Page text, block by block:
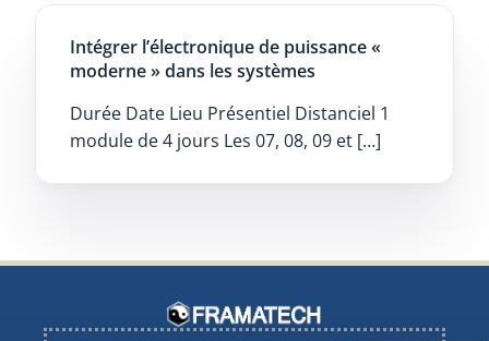
Intégrer l’électronique de puissance «
moderne » dans les systèmes
Durée Date Lieu Présentiel Distanciel 1
module de 4 jours Les 07, 08, 09 et […]